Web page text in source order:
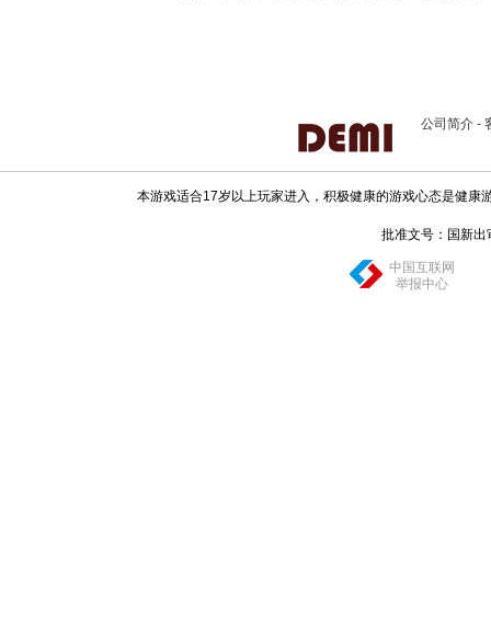
公司简介 -
本游戏适合17岁以上玩家进入，积极健康的游戏心态是健
批准文号：国新
中国互联网
举报中心